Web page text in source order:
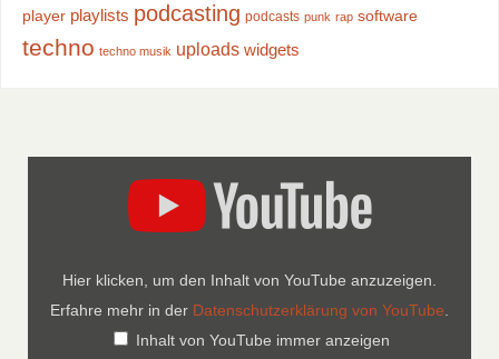
player playlists podcasting podcasts punk rap software
techno techno musik uploads widgets
Hier klicken, um den Inhalt von YouTube anzuzeigen.
Erfahre mehr in der Datenschutzerklärung von YouTube
Inhalt von YouTube immer anzeigen